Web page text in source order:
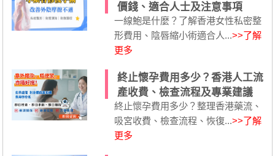
價錢、適合人士及注意事項
一線鮑是什麼？了解香港女性私密整
形費用、陰唇縮小術適合人...>>了解
更多
終止懷孕費用多少？香港人工流
產收費、檢查流程及專業建議
終止懷孕費用多少？整理香港藥流、
吸宮收費、檢查流程、恢復...>>了解
更多